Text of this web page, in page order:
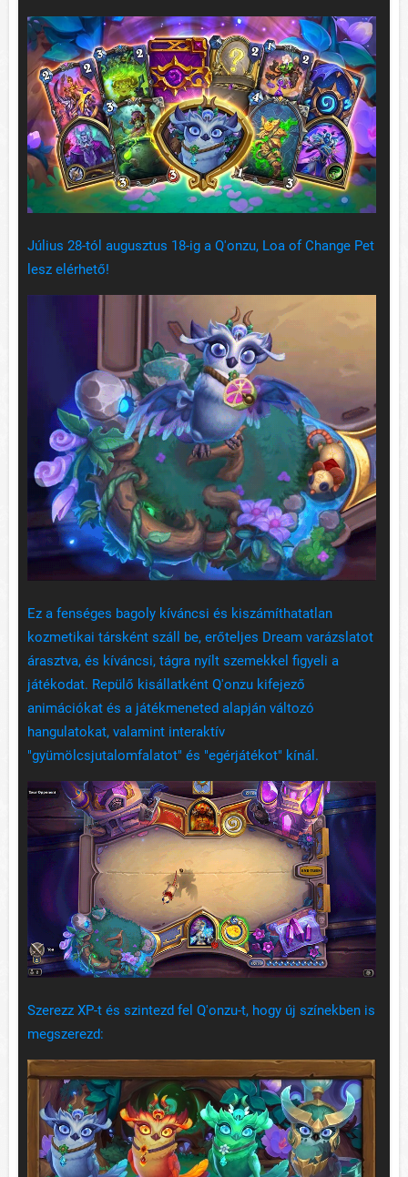
Július 28-tól augusztus 18-ig a Q'onzu, Loa of Change Pet
lesz elérhető!
Ez a fenséges bagoly kíváncsi és kiszámíthatatlan
kozmetikai társként száll be, erőteljes Dream varázslatot
árasztva, és kíváncsi, tágra nyílt szemekkel figyeli a
játékodat. Repülő kisállatként Q'onzu kifejező
animációkat és a játékmeneted alapján változó
hangulatokat, valamint interaktív
"gyümölcsjutalomfalatot" és "egérjátékot" kínál.
Szerezz XP-t és szintezd fel Q'onzu-t, hogy új színekben is
megszerezd: